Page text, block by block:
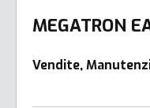
MEGATRON
Vendite,